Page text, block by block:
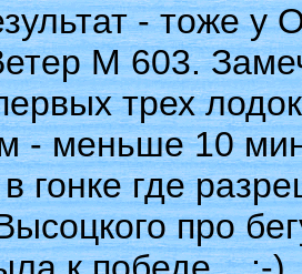
- тоже у
М 603.
трех
- меньше 10
в гонке где
про